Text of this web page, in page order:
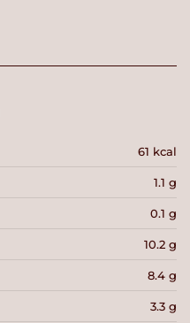
61 kcal
1.1 g
0.1 g
10.2 g
8.4 g
3.3 g